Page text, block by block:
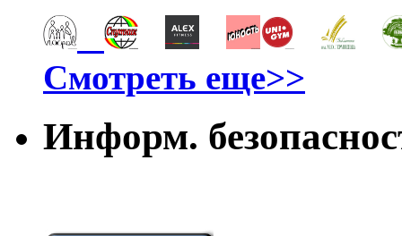
Смотреть еще>>
Информ.